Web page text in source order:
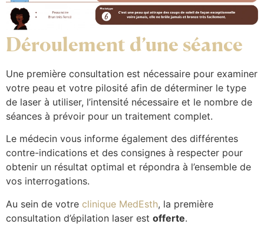
Déroulement d’une séance
Une première consultation est nécessaire pour examiner
votre peau et votre pilosité afin de déterminer le type
de laser à utiliser, l’intensité nécessaire et le nombre de
séances à prévoir pour un traitement complet.
Le médecin vous informe également des différentes
contre-indications et des consignes à respecter pour
obtenir un résultat optimal et répondra à l’ensemble de
vos interrogations.
Au sein de votre clinique MedEsth, la première
consultation d’épilation laser est offerte.